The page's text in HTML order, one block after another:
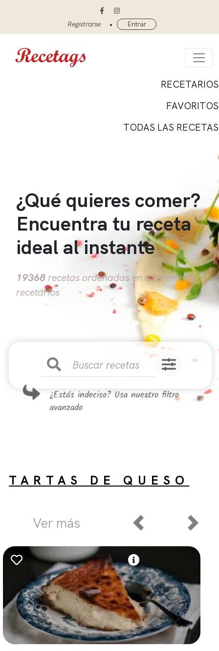
Registrarse • Entrar
RECETARIOS
FAVORITOS
TODAS LAS RECETAS
¿Qué quieres comer?
Encuentra tu receta
ideal al instante
19368 recetas ordenadas en diferentes
recetarios
¿Estás indeciso? Usa nuestro filtro
avanzado
TARTAS DE QUESO
Ver más